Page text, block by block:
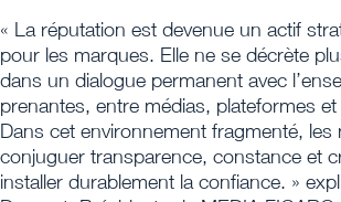
« La réputation est devenue un actif
pour les marques. Elle ne se décrète
dans un dialogue permanent avec
prenantes, entre médias, plateformes
Dans cet environnement fragmenté, les
conjuguer transparence, constance et
installer durablement la confiance. »